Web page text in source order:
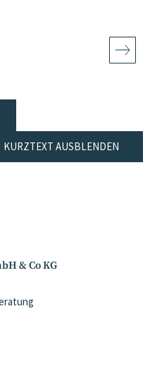
KURZTEXT AUSBLENDEN
& Co KG